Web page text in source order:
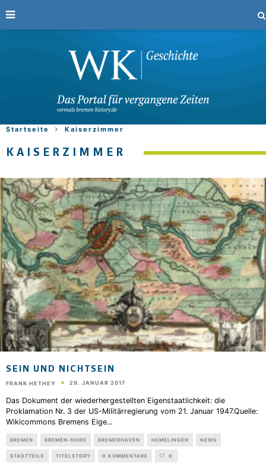
Startseite Kaiserzimmer
KAISERZIMMER
SEIN UND NICHTSEIN
FRANK HETHEY 29. JANUAR 2017
Das Dokument der wiederhergestellten Eigenstaatlichkeit: die
Proklamation Nr. 3 der US-Militärregierung vom 21. Januar 1947.Quelle:
Wikicommons Bremens Eige...
BREMEN BREMEN-NORD BREMERHAVEN HEMELINGEN NEWS
STADTTEILE TITELSTORY 0 KOMMENTARE 0